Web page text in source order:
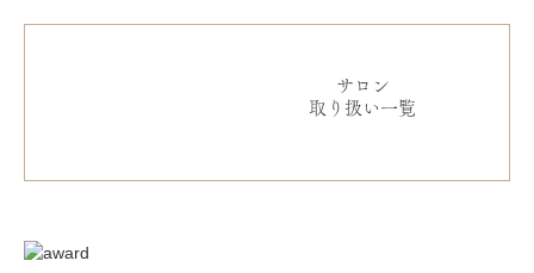
サロン
取り扱い一覧